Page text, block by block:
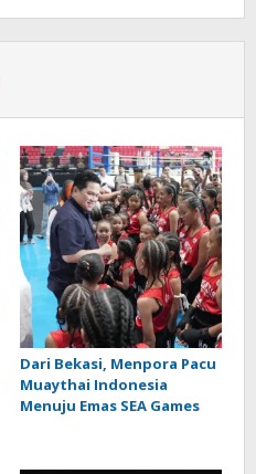
Dari Bekasi, Menpora Pacu
Muaythai Indonesia
Menuju Emas SEA Games